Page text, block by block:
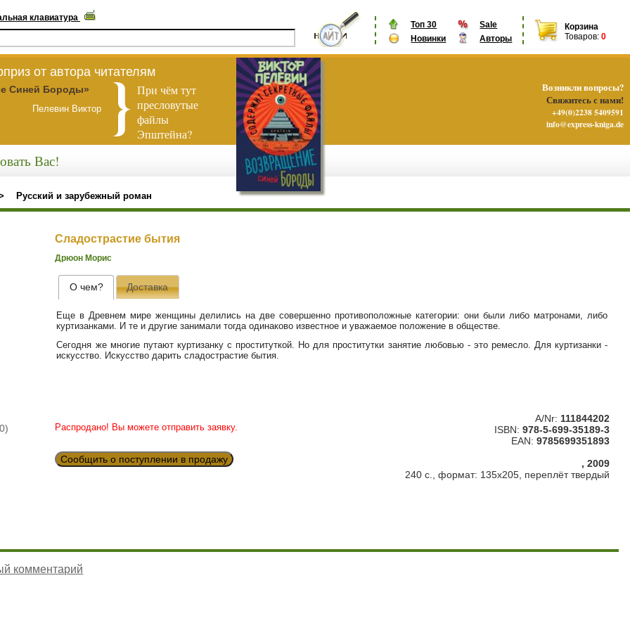
Топ 30
Sale
Новинки
Авторы
Корзина
Товаров: 0
клавиатура
от автора читателям
Синей Бороды»
Пелевин Виктор
При чём тут
пресловутые
файлы
Эпштейна?
Вас!
Русский и зарубежный роман
Сладострастие бытия
Дрюон Морис
О чем? Доставка
Еще в Древнем мире женщины делились на две совершенно противоположные категории: они были либо матронами, либо
куртизанками. И те и другие занимали тогда одинаково известное и уважаемое положение в обществе.
Сегодня же многие путают куртизанку с проституткой. Но для проститутки занятие любовью - это ремесло. Для куртизанки -
искусство. Искусство дарить сладострастие бытия.
Распродано! Вы можете отправить заявку.
Сообщить о поступлении в продажу
A/Nr: 111844202
ISBN: 978-5-699-35189-3
EAN: 9785699351893
, 2009
240 с., формат: 135х205, переплёт твердый
комментарий
Возникли вопросы?
Свяжитесь с нами!
+49(0)2238 5409591
info@express-kniga.de